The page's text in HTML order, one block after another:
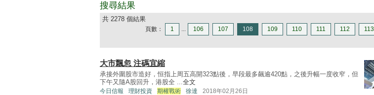
搜尋結果
共 2278 個結果
頁數： 1 ... 106 107 108 109 110 111 112 113
大市飄忽 注碼宜縮
承接外圍股市造好，恒指上周五高開323點後，早段最多飆逾420點，之後升幅一度收窄，但
下午又隨A股回升，港股全 ...全文
今日信報 理財投資 期權戰術 徐達 2018年02月26日